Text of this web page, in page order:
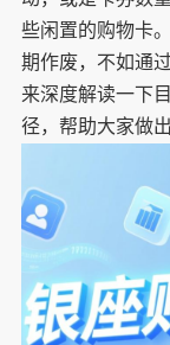
些闲置的购物卡
期作废，不如通
来深度解读一下
径，帮助大家做